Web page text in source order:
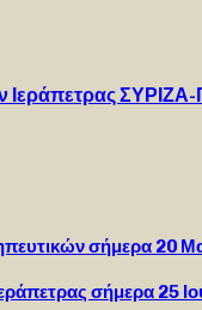
σήμερα 20
σήμερα 25